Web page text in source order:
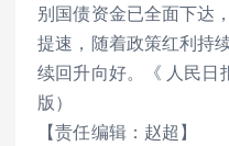
别国债资金已全面下达
提速，随着政策红利持
续回升向好。《 人民
版）
【责任编辑：赵超】